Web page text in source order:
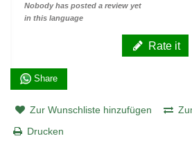
Nobody has posted a review yet
in this language
Rate it
Share
Zur Wunschliste hinzufügen
Drucken